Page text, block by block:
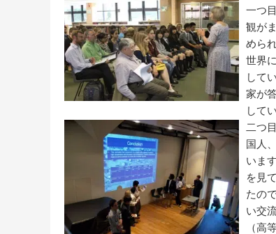
一つ
観が
めら
世界
して
家が
して
二つ
国人
いま
を見
たの
い交
（高